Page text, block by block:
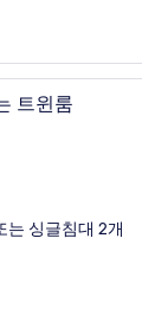
슈피
트윈룸
는 싱글침대 2개